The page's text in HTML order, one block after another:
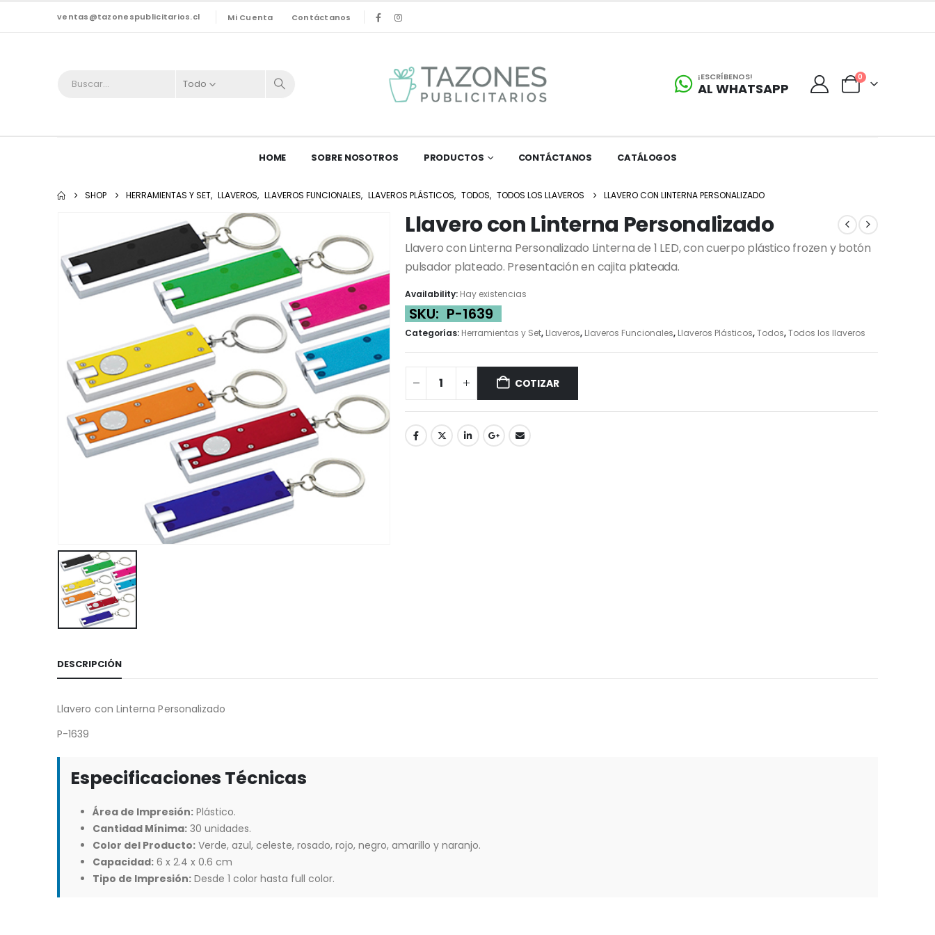
ventas@tazonespublicitarios.cl Mi Cuenta Contáctanos
Todo
¡ESCRÍBENOS!
AL WHATSAPP
0
HOME SOBRE NOSOTROS PRODUCTOS CONTÁCTANOS CATÁLOGOS
SHOP HERRAMIENTAS Y SET, LLAVEROS, LLAVEROS FUNCIONALES, LLAVEROS PLÁSTICOS, TODOS, TODOS LOS LLAVEROS LLAVERO CON LINTERNA PERSONALIZADO
Llavero con Linterna Personalizado
Llavero con Linterna Personalizado Linterna de 1 LED, con cuerpo plástico frozen y botón
pulsador plateado. Presentación en cajita plateada.
Availability: Hay existencias
SKU: P-1639
Categorías: Herramientas y Set, Llaveros, Llaveros Funcionales, Llaveros Plásticos,Todos,Todos los llaveros
COTIZAR
DESCRIPCIÓN
Llavero con Linterna Personalizado
P-1639
Especificaciones Técnicas
Área de Impresión: Plástico.
Cantidad Mínima: 30 unidades.
Color del Producto: Verde, azul, celeste, rosado, rojo, negro, amarillo y naranjo.
Capacidad: 6 x 2.4 x 0.6 cm
Tipo de Impresión: Desde 1 color hasta full color.